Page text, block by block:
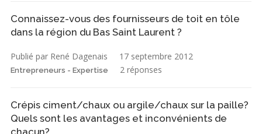
Connaissez-vous des fournisseurs de toit en tôle
dans la région du Bas Saint Laurent ?
Publié par René Dagenais 17 septembre 2012
Entrepreneurs - Expertise 2 réponses
Crépis ciment/chaux ou argile/chaux sur la paille?
Quels sont les avantages et inconvénients de